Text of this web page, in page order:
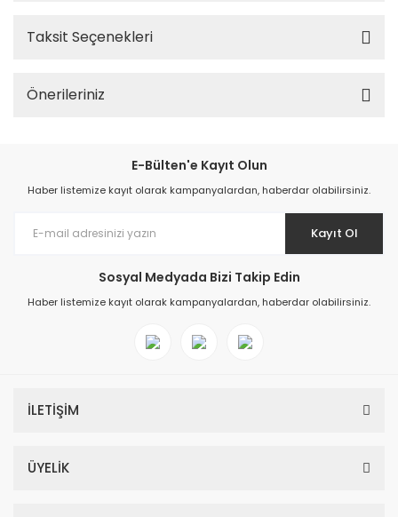
Taksit Seçenekleri
Önerileriniz
E-Bülten'e Kayıt Olun
Haber listemize kayıt olarak kampanyalardan, haberdar olabilirsiniz.
Kayıt Ol
Sosyal Medyada Bizi Takip Edin
Haber listemize kayıt olarak kampanyalardan, haberdar olabilirsiniz.
İLETİŞİM
ÜYELİK